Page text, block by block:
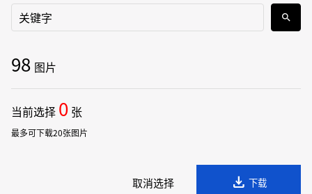
search
98 图片
当前选择 0 张
最多可下载20张图片
取消选择 download 下载